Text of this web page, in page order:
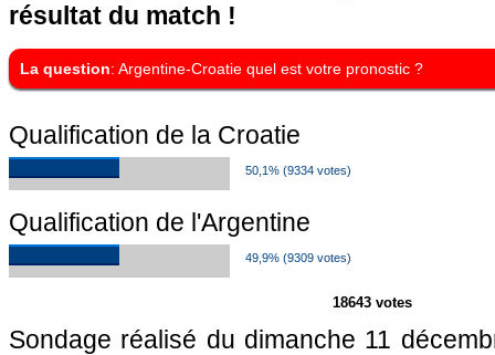
résultat du match !
La question: Argentine-Croatie quel est votre pronostic ?
Qualification de la Croatie
50,1% (9334 votes)
Qualification de l'Argentine
49,9% (9309 votes)
18643 votes
Sondage réalisé du dimanche 11